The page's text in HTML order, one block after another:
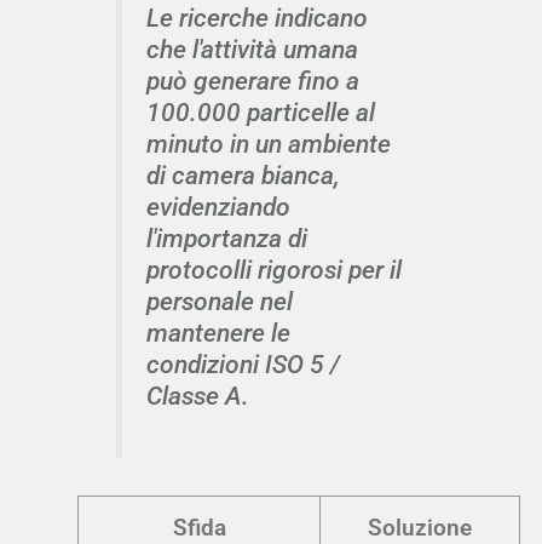
Le ricerche indicano
che l'attività umana
può generare fino a
100.000 particelle al
minuto in un ambiente
di camera bianca,
evidenziando
l'importanza di
protocolli rigorosi per il
personale nel
mantenere le
condizioni ISO 5 /
Classe A.
Sfida Soluzione